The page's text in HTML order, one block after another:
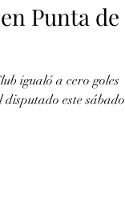
Punta de
igualó a cero goles
este sábado